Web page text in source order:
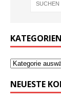
KATEGORIEN
NEUESTE